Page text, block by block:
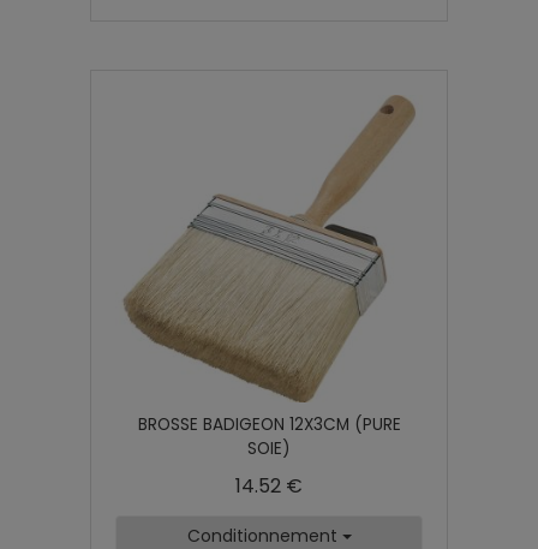
BROSSE BADIGEON 12X3CM (PURE
SOIE)
14.52 €
Conditionnement